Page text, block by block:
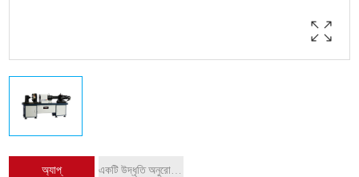
অ্যাপ্ একটি উদ্ধৃতি অনুরোধ করুন